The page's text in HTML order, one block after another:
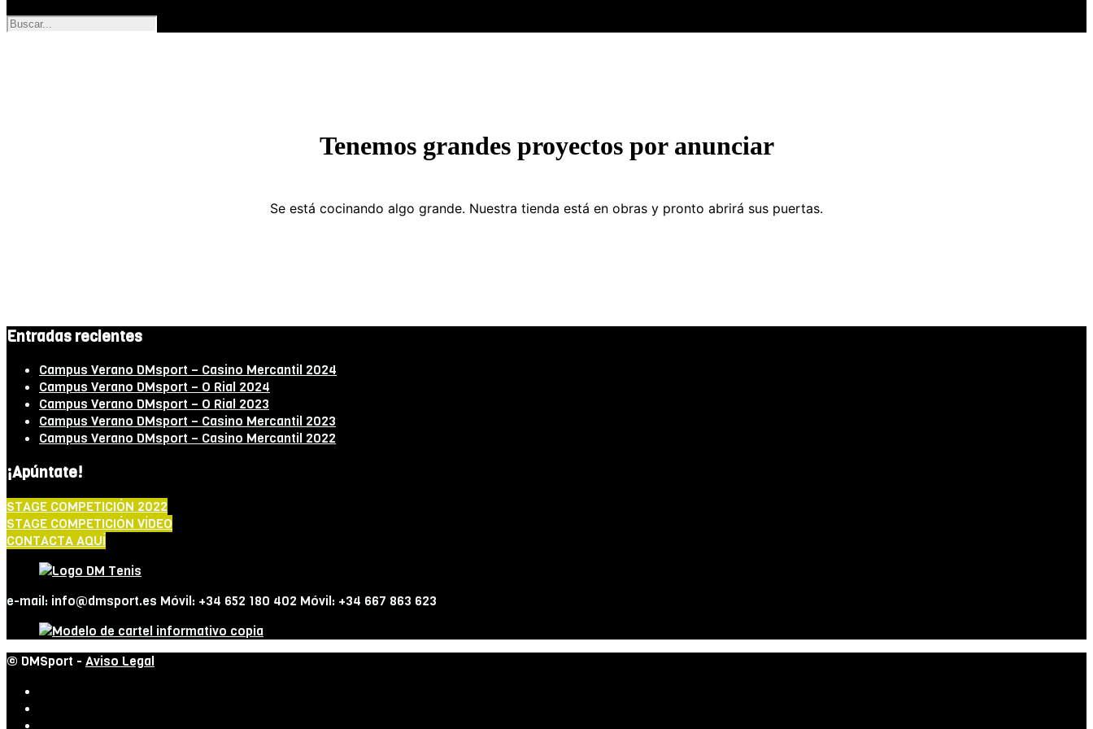
Tenemos grandes proyectos por anunciar
Se está cocinando algo grande. Nuestra tienda está en obras y pronto abrirá sus puertas.
Entradas recientes
Campus Verano DMsport – Casino Mercantil 2024
Campus Verano DMsport – O Rial 2024
Campus Verano DMsport – O Rial 2023
Campus Verano DMsport – Casino Mercantil 2023
Campus Verano DMsport – Casino Mercantil 2022
¡Apúntate!
STAGE COMPETICIÓN 2022
STAGE COMPETICIÓN VÍDEO
CONTACTA AQUÍ
e-mail: info@dmsport.es Móvil: +34 652 180 402 Móvil: +34 667 863 623
© DMSport - Aviso Legal